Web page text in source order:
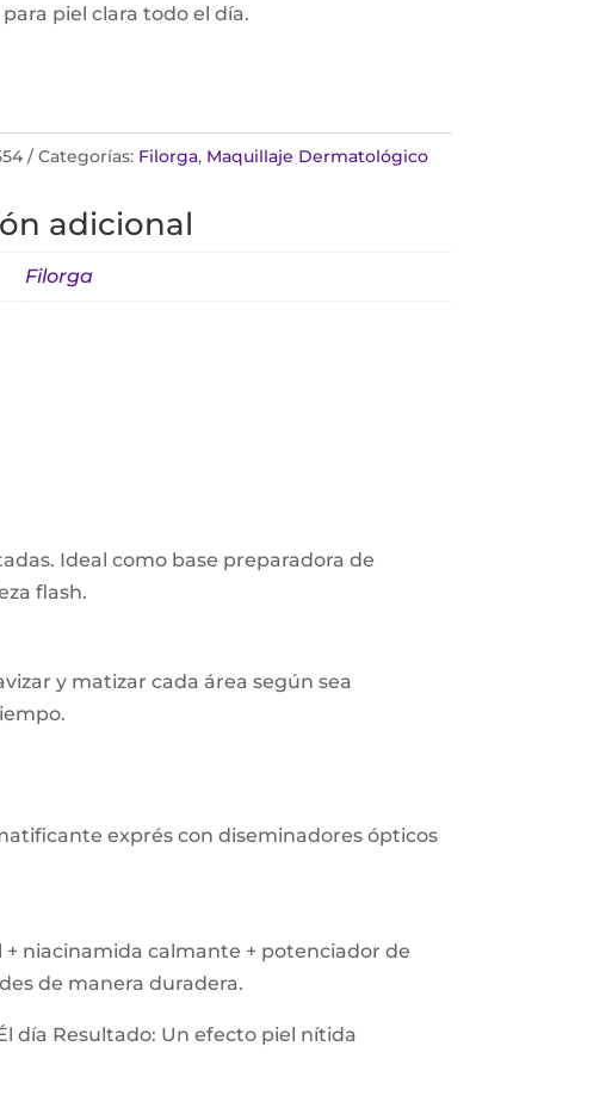
piel clara todo el día.
Categorías: Filorga, Maquillaje Dermatológico
adicional
Filorga
Ideal como base preparadora de
flash.
y matizar cada área según sea
exprés con diseminadores ópticos
niacinamida calmante + potenciador de
de manera duradera.
día Resultado: Un efecto piel nítida